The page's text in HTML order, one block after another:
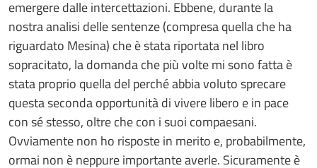
emergere dalle intercettazioni. Ebbene, durante la
nostra analisi delle sentenze (compresa quella che ha
riguardato Mesina) che è stata riportata nel libro
sopracitato, la domanda che più volte mi sono fatta è
stata proprio quella del perché abbia voluto sprecare
questa seconda opportunità di vivere libero e in pace
con sé stesso, oltre che con i suoi compaesani.
Ovviamente non ho risposte in merito e, probabilmente,
ormai non è neppure importante averle. Sicuramente è